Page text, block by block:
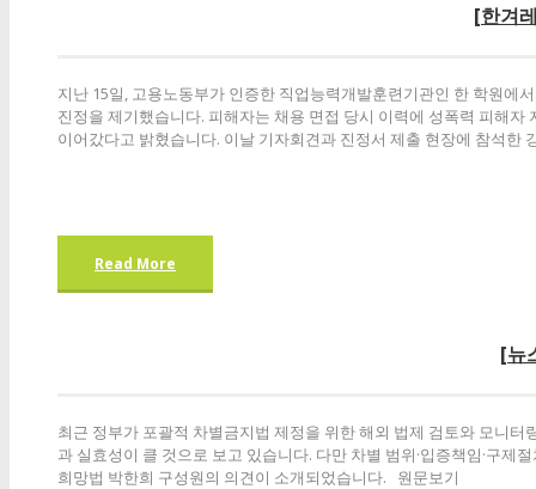
[한겨
지난 15일, 고용노동부가 인증한 직업능력개발훈련기관인 한 학원에
진정을 제기했습니다. 피해자는 채용 면접 당시 이력에 성폭력 피해
이어갔다고 밝혔습니다. 이날 기자회견과 진정서 제출 현장에 참석
Read More
[뉴
최근 정부가 포괄적 차별금지법 제정을 위한 해외 법제 검토와 모니
과 실효성이 클 것으로 보고 있습니다. 다만 차별 범위·입증책임·구
희망법 박한희 구성원의 의견이 소개되었습니다. 원문보기